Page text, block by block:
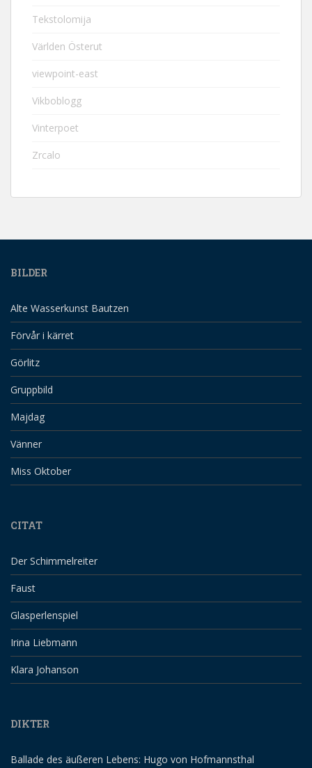
Tekstolomija
Världen Österut
viewpoint-east
Vikboblogg
Vinterpoet
Zrcalo
BILDER
Alte Wasserkunst Bautzen
Förvår i kärret
Görlitz
Gruppbild
Majdag
Vänner
Miss Oktober
CITAT
Der Schimmelreiter
Faust
Glasperlenspiel
Irina Liebmann
Klara Johanson
DIKTER
Ballade des äußeren Lebens: Hugo von Hofmannsthal